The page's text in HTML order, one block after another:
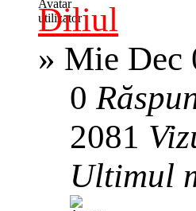
Diliul
» Mie Dec
0
2081
Ultimul